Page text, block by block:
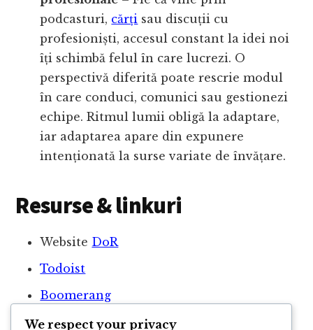
podcasturi, cărți sau discuții cu
profesioniști, accesul constant la idei noi
îți schimbă felul în care lucrezi. O
perspectivă diferită poate rescrie modul
în care conduci, comunici sau gestionezi
echipe. Ritmul lumii obligă la adaptare,
iar adaptarea apare din expunere
intenționată la surse variate de învățare.
Resurse & linkuri
Website DoR
Todoist
Boomerang
Adam Grant WorkLife Podcast
We respect your privacy